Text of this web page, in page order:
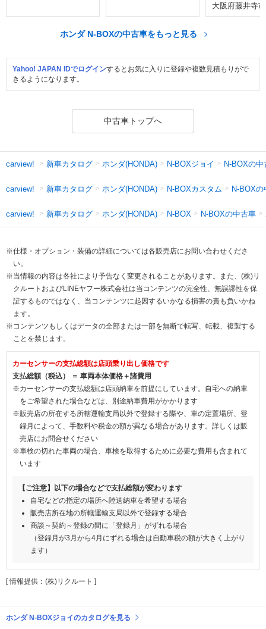
大阪府藤井寺市
ホンダ N-BOXの中古車をもっと見る
Yahoo! JAPAN IDでログインするとお気に入りに登録や複数見積もりがで
きるようになります。
中古車トップへ
carview! 新車カタログ ホンダ(HONDA) N-BOXジョイ N-BOXの中
carview! 新車カタログ ホンダ(HONDA) N-BOXカスタム N-BOXの
carview! 新車カタログ ホンダ(HONDA) N-BOX N-BOXの中古車
※仕様・オプション・装備の詳細については各販売店にお問い合わせくださ
い。
※当情報の内容は各社により予告なく変更されることがあります。また、(株)リ
クルートおよびLINEヤフー株式会社は当コンテンツの完全性、無誤謬性を保
証するものではなく、当コンテンツに起因するいかなる損害の責も負いかね
ます。
※コンテンツもしくはデータの全部または一部を無断で転写、転載、複製する
ことを禁じます。
カーセンサーの支払総額は店頭乗り出し価格です
支払総額（税込） ＝ 車両本体価格＋諸費用
※カーセンサーの支払総額は店頭納車を前提にしています。自宅への納車
をご希望された場合などは、別途納車費用がかかります
※販売店の所在する所轄運輸支局以外で登録する際や、車の定置場所、登
録月によって、手数料や税金の額が異なる場合があります。詳しくは販
売店にお問合せください
※車検の切れた車両の場合、車検を取得するために必要な費用も含まれて
います
【ご注意】以下の場合などで支払総額が変わります
自宅などの指定の場所へ陸送納車を希望する場合
販売店所在地の所轄運輸支局以外で登録する場合
商談～契約～登録の間に「登録月」がずれる場合
（登録月が3月から4月にずれる場合は自動車税の額が大きく上がり
ます）
[ 情報提供：(株)リクルート ]
ホンダ N-BOXジョイのカタログを見る